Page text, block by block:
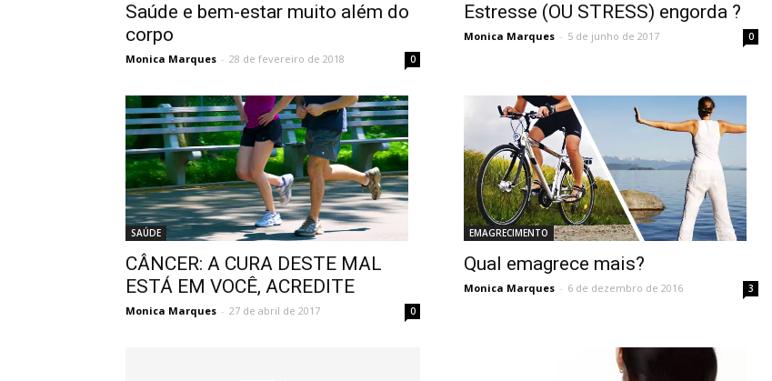
Saúde e bem-estar muito além do
corpo
Monica Marques - 28 de fevereiro de 2018 0
Estresse (OU STRESS) engorda ?
Monica Marques - 5 de junho de 2017 0
SAÚDE
CÂNCER: A CURA DESTE MAL
ESTÁ EM VOCÊ, ACREDITE
Monica Marques - 27 de abril de 2017 0
EMAGRECIMENTO
Qual emagrece mais?
Monica Marques - 6 de dezembro de 2016 3